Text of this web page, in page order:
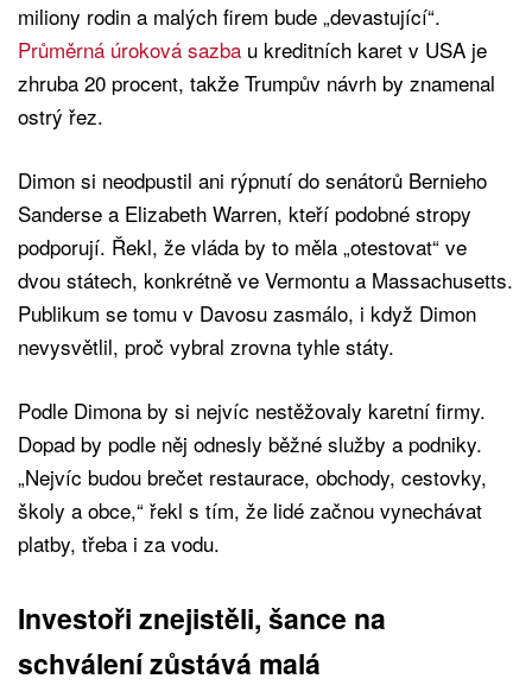
miliony rodin a malých firem bude „devastující“.
Průměrná úroková sazba u kreditních karet v USA je
zhruba 20 procent, takže Trumpův návrh by znamenal
ostrý řez.
Dimon si neodpustil ani rýpnutí do senátorů Bernieho
Sanderse a Elizabeth Warren, kteří podobné stropy
podporují. Řekl, že vláda by to měla „otestovat“ ve
dvou státech, konkrétně ve Vermontu a Massachusetts.
Publikum se tomu v Davosu zasmálo, i když Dimon
nevysvětlil, proč vybral zrovna tyhle státy.
Podle Dimona by si nejvíc nestěžovaly karetní firmy.
Dopad by podle něj odnesly běžné služby a podniky.
„Nejvíc budou brečet restaurace, obchody, cestovky,
školy a obce,“ řekl s tím, že lidé začnou vynechávat
platby, třeba i za vodu.
Investoři znejistěli, šance na
schválení zůstává malá